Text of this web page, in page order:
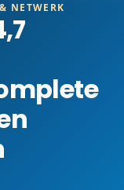
NETWERK